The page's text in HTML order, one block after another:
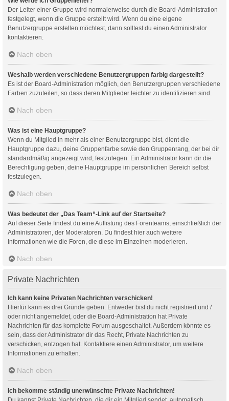
Der Leiter einer Gruppe wird normalerweise durch die Board-Administration
festgelegt, wenn die Gruppe erstellt wird. Wenn du eine eigene
Benutzergruppe erstellen möchtest, dann solltest du einen Administrator
kontaktieren.
Nach oben
Weshalb werden verschiedene Benutzergruppen farbig dargestellt?
Es ist der Board-Administration möglich, den Benutzergruppen verschiedene
Farben zuzuteilen, so dass deren Mitglieder leichter zu identifizieren sind.
Nach oben
Was ist eine Hauptgruppe?
Wenn du Mitglied in mehr als einer Benutzergruppe bist, dient die
Hauptgruppe dazu, deine Gruppenfarbe sowie den Gruppenrang, der bei dir
standardmäßig angezeigt wird, festzulegen. Ein Administrator kann dir die
Berechtigung geben, deine Hauptgruppe im persönlichen Bereich selbst
festzulegen.
Nach oben
Was bedeutet der „Das Team“-Link auf der Startseite?
Auf dieser Seite findest du eine Auflistung des Forenteams, einschließlich der
Administratoren, der Moderatoren. Du findest hier auch weitere
Informationen wie die Foren, die diese im Einzelnen moderieren.
Nach oben
Private Nachrichten
Ich kann keine Privaten Nachrichten verschicken!
Hierfür kann es drei Gründe geben: Entweder bist du nicht registriert und /
oder nicht angemeldet, oder die Board-Administration hat Private
Nachrichten für das komplette Forum ausgeschaltet. Außerdem könnte es
sein, dass der Administrator dir das Recht, Private Nachrichten zu
verschicken, entzogen hat. Kontaktiere einen Administrator, um weitere
Informationen zu erhalten.
Nach oben
Ich bekomme ständig unerwünschte Private Nachrichten!